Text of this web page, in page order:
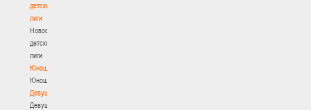
детской
лиги
Новости
детской
лиги
Юноши
Юноши
Девушки
Девушки